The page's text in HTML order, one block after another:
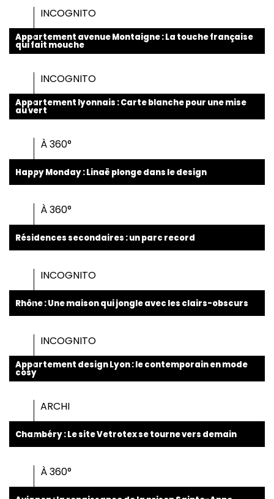
INCOGNITO
Appartement avenue Montaigne : La touche française
qui fait mouche
INCOGNITO
Appartement lyonnais : Carte blanche pour une mise
au vert
À 360°
Happy Monday : Linaë plonge dans le design
À 360°
Résidences secondaires : un parc record
INCOGNITO
Rhône : Une maison qui jongle avec les clairs-obscurs
INCOGNITO
Appartement design Lyon : le contemporain en mode
cosy
ARCHI
Chambéry : Le site Vetrotex se tourne vers demain
À 360°